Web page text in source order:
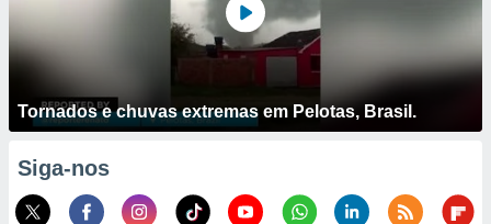
Tornados e chuvas extremas em Pelotas, Brasil.
Siga-nos